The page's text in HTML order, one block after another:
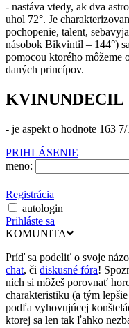
- nastáva vtedy, ak dva
uhol 72°. Je
pochopenie, talent,
násobok Bikvintil – 144°)
pomocou ktorého môžeme
daných princípov.
KVINUNDECIL
- je aspekt o hodnote 163 7/
PRIHLÁSENIE
meno:
Registrácia
autologin
Prihláste sa
KOMUNITA
Príď sa podeliť o svoje
chat, či diskusné fóra!
nich si môžeš porovnať
charakteristiku (a tým
podľa vyhovujúcej
ktorej sa len tak ľahko